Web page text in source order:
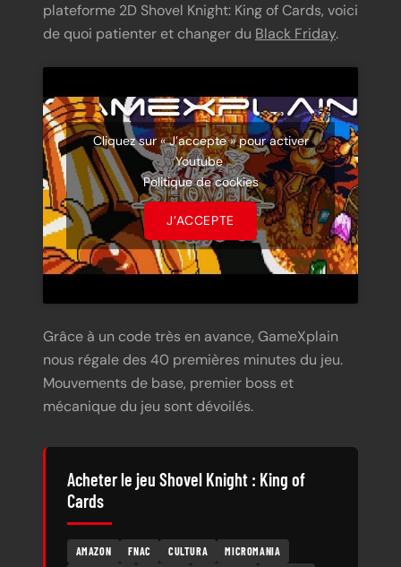
plateforme 2D Shovel Knight: King of Cards, voici
de quoi patienter et changer du Black Friday.
Cliquez sur « J’accepte » pour activer
Youtube
Politique de cookies
J’ACCEPTE
Grâce à un code très en avance, GameXplain
nous régale des 40 premières minutes du jeu.
Mouvements de base, premier boss et
mécanique du jeu sont dévoilés.
Acheter le jeu Shovel Knight : King of
Cards
AMAZON FNAC CULTURA
MICROMANIA